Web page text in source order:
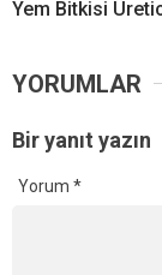
Yem Bitkisi
YORUMLAR
Bir yanıt yazın
Yorum *